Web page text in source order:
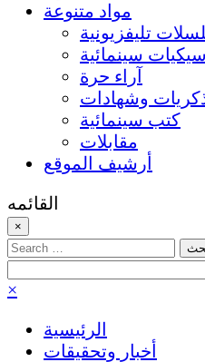
مواد متنوعة
تليفزيونية
سينمائية
آراء حرة
وشهادات
كتب سينمائية
مقابلات
أرشيف الموقع
القائمه
×
Search
for:
×
الرئيسية
أخبار وتحقيقات